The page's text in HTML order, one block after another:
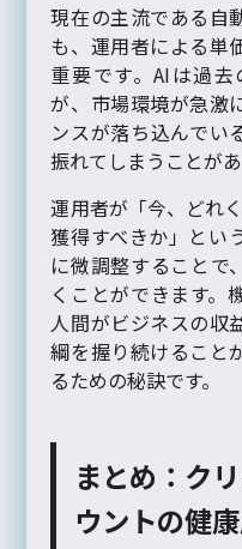
現在の主流である自
も、運用者による単
重要です。AIは過
が、市場環境が急激
ンスが落ち込んでい
振れてしまうことがあ
運用者が「今、どれ
獲得すべきか」とい
に微調整することで
くことができます。
人間がビジネスの収
綱を握り続けること
るための秘訣です。
まとめ：ク
ウントの健